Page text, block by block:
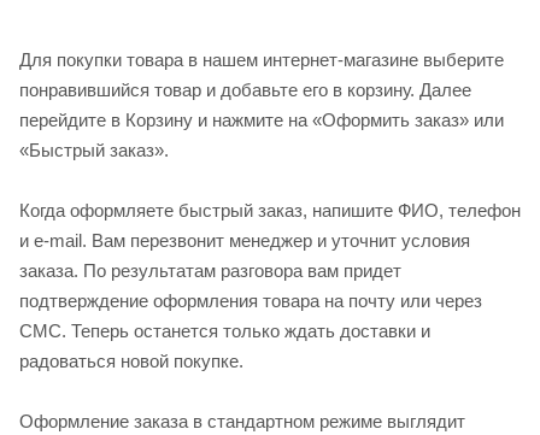
Для покупки товара в нашем интернет-магазине выберите
понравившийся товар и добавьте его в корзину. Далее
перейдите в Корзину и нажмите на «Оформить заказ» или
«Быстрый заказ».
Когда оформляете быстрый заказ, напишите ФИО, телефон
и e-mail. Вам перезвонит менеджер и уточнит условия
заказа. По результатам разговора вам придет
подтверждение оформления товара на почту или через
СМС. Теперь останется только ждать доставки и
радоваться новой покупке.
Оформление заказа в стандартном режиме выглядит